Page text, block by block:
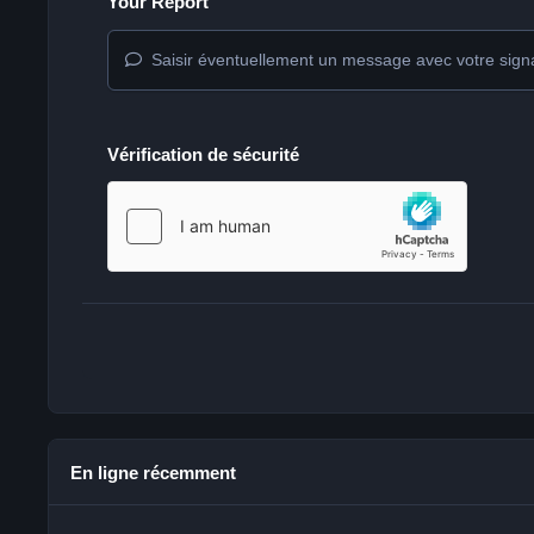
Saisir éventuellement un message avec votre
Vérification de sécurité
En ligne récemment